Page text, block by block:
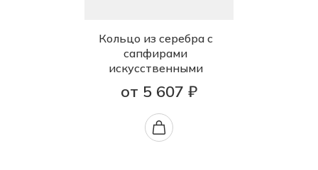
Кольцо из серебра с
сапфирами
искусственными
от 5 607 ₽